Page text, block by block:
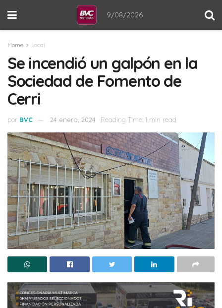
9/08/2026
Home Local
Se incendió un galpón en la
Sociedad de Fomento de
Cerri
por BVC 24 enero, 2024 Reading Time: 1 min read